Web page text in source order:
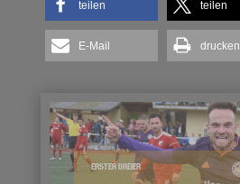
teilen teilen
E-Mail drucken
ERSTER DREIER